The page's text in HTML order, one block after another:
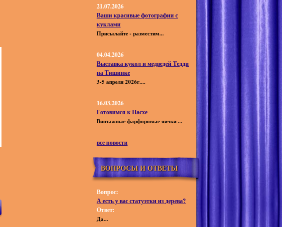
21.07.2026
Ваши красивые фотографии с
куклами
Присылайте - разместим...
04.04.2026
Выставка кукол и медведей Тедди
на Тишинке
3-5 апреля 2026г....
16.03.2026
Готовимся к Пасхе
Винтажные фарфоровые яички ...
все новости
ВОПРОСЫ И ОТВЕТЫ
Вопрос:
А есть у вас статуэтки из дерева?
Ответ:
Да...